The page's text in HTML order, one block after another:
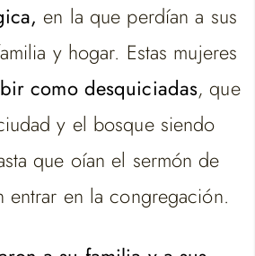
en la que perdían a sus
y hogar. Estas mujeres
como desquiciadas, que
y el bosque siendo
que oían el sermón de
entrar en la congregación.